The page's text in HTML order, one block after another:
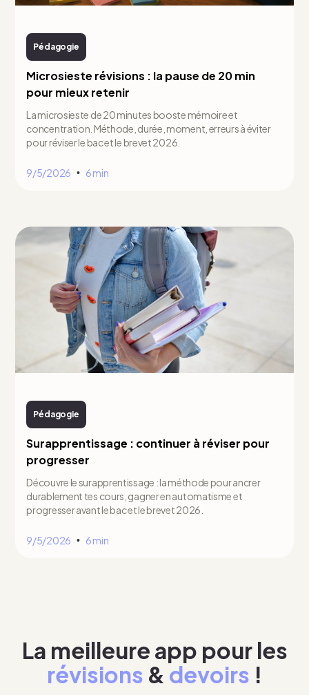
Pédagogie
Microsieste révisions : la pause de 20 min
pour mieux retenir
La microsieste de 20 minutes booste mémoire et
concentration. Méthode, durée, moment, erreurs à éviter
pour réviser le bac et le brevet 2026.
9/5/2026 • 6 min
Pédagogie
Surapprentissage : continuer à réviser pour
progresser
Découvre le surapprentissage : la méthode pour ancrer
durablement tes cours, gagner en automatisme et
progresser avant le bac et le brevet 2026.
9/5/2026 • 6 min
La meilleure app pour les
révisions & devoirs !